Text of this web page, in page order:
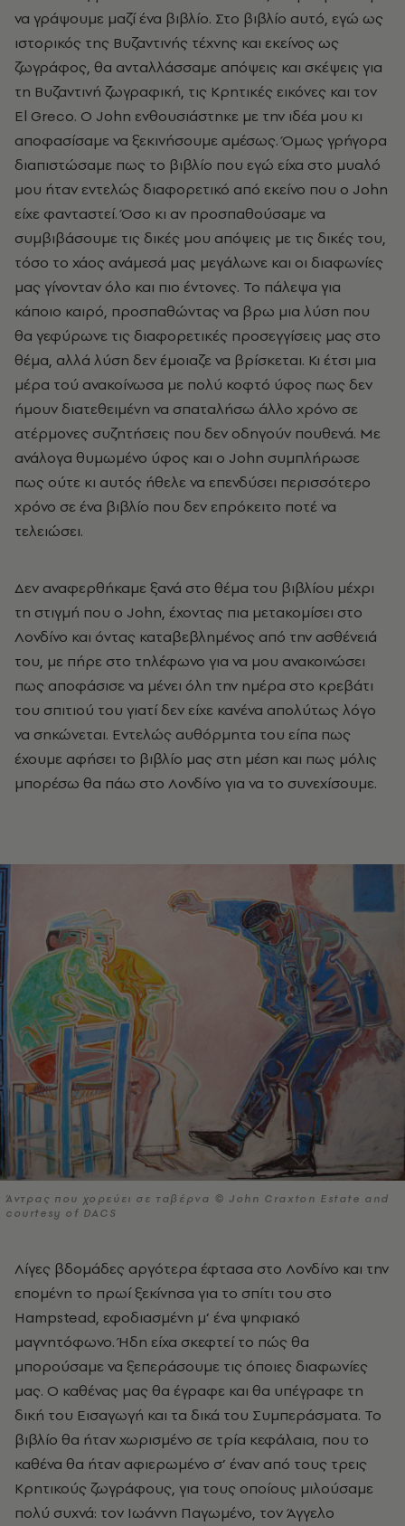
να γράψουμε μαζί ένα βιβλίο. Στο βιβλίο αυτό, εγώ ως
ιστορικός της Βυζαντινής τέχνης και εκείνος ως
ζωγράφος, θα ανταλλάσσαμε απόψεις και σκέψεις για
τη Βυζαντινή ζωγραφική, τις Κρητικές εικόνες και τον
El Greco. Ο John ενθουσιάστηκε με την ιδέα μου κι
αποφασίσαμε να ξεκινήσουμε αμέσως. Όμως γρήγορα
διαπιστώσαμε πως το βιβλίο που εγώ είχα στο μυαλό
μου ήταν εντελώς διαφορετικό από εκείνο που ο John
είχε φανταστεί. Όσο κι αν προσπαθούσαμε να
συμβιβάσουμε τις δικές μου απόψεις με τις δικές του,
τόσο το χάος ανάμεσά μας μεγάλωνε και οι διαφωνίες
μας γίνονταν όλο και πιο έντονες. Το πάλεψα για
κάποιο καιρό, προσπαθώντας να βρω μια λύση που
θα γεφύρωνε τις διαφορετικές προσεγγίσεις μας στο
θέμα, αλλά λύση δεν έμοιαζε να βρίσκεται. Κι έτσι μια
μέρα τού ανακοίνωσα με πολύ κοφτό ύφος πως δεν
ήμουν διατεθειμένη να σπαταλήσω άλλο χρόνο σε
ατέρμονες συζητήσεις που δεν οδηγούν πουθενά. Με
ανάλογα θυμωμένο ύφος και ο John συμπλήρωσε
πως ούτε κι αυτός ήθελε να επενδύσει περισσότερο
χρόνο σε ένα βιβλίο που δεν επρόκειτο ποτέ να
τελειώσει.
Δεν αναφερθήκαμε ξανά στο θέμα του βιβλίου μέχρι
τη στιγμή που ο John, έχοντας πια μετακομίσει στο
Λονδίνο και όντας καταβεβλημένος από την ασθένειά
του, με πήρε στο τηλέφωνο για να μου ανακοινώσει
πως αποφάσισε να μένει όλη την ημέρα στο κρεβάτι
του σπιτιού του γιατί δεν είχε κανένα απολύτως λόγο
να σηκώνεται. Εντελώς αυθόρμητα του είπα πως
έχουμε αφήσει το βιβλίο μας στη μέση και πως μόλις
μπορέσω θα πάω στο Λονδίνο για να το συνεχίσουμε.
Άντρας που χορεύει σε ταβέρνα © John Craxton Estate and
courtesy of DACS
Λίγες βδομάδες αργότερα έφτασα στο Λονδίνο και την
επομένη το πρωί ξεκίνησα για το σπίτι του στo
Hampstead, εφοδιασμένη μ’ ένα ψηφιακό
μαγνητόφωνο. Ήδη είχα σκεφτεί το πώς θα
μπορούσαμε να ξεπεράσουμε τις όποιες διαφωνίες
μας. Ο καθένας μας θα έγραφε και θα υπέγραφε τη
δική του Εισαγωγή και τα δικά του Συμπεράσματα. Το
βιβλίο θα ήταν χωρισμένο σε τρία κεφάλαια, που το
καθένα θα ήταν αφιερωμένο σ’ έναν από τους τρεις
Κρητικούς ζωγράφους, για τους οποίους μιλούσαμε
πολύ συχνά: τον Ιωάννη Παγωμένο, τον Άγγελο